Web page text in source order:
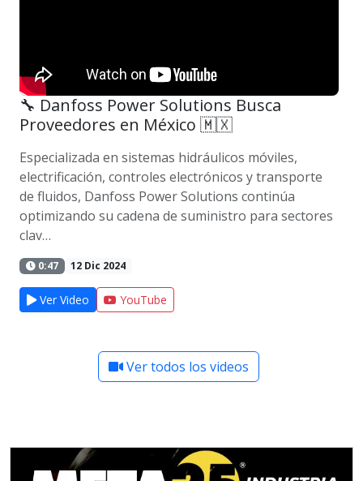
🔧 Danfoss Power Solutions Busca
Proveedores en México 🇲🇽
Especializada en sistemas hidráulicos móviles,
electrificación, controles electrónicos y transporte
de fluidos, Danfoss Power Solutions continúa
optimizando su cadena de suministro para sectores
clav…
0:47 12 Dic 2024
Ver Video YouTube
Ver todos los videos